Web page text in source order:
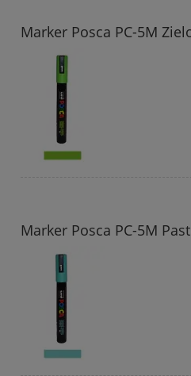
Marker Posca PC-5M
Marker Posca PC-5M